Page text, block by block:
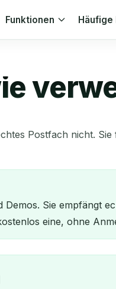
Funktionen Häufige
Postfach nicht.
Sie empfängt
eine, ohne